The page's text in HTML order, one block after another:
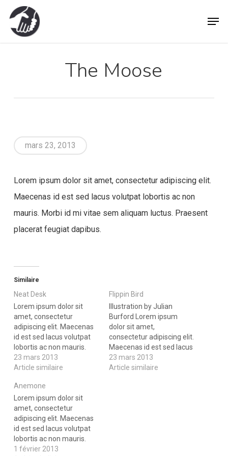
Skip
The Moose
mars 23, 2013
Lorem ipsum dolor sit amet, consectetur adipiscing elit.
Maecenas id est sed lacus volutpat lobortis ac non
mauris. Morbi id mi vitae sem aliquam luctus. Praesent
placerat feugiat dapibus.
Similaire
Neat Desk
Lorem ipsum dolor sit
amet, consectetur
adipiscing elit. Maecenas
id est sed lacus volutpat
lobortis ac non mauris.
Morbi id mi vitae sem
aliquam luctus. Praesent
Nam sit amet odio in leo
varius mollis a at ligula.
Suspendisse elementum
nibh eu felis aliquet
pellentesque.
23 mars 2013
Article similaire
Flippin Bird
Illustration by Julian
Burford Lorem ipsum
dolor sit amet,
consectetur adipiscing elit.
Maecenas id est sed lacus
volutpat lobortis ac non
mauris. Morbi id mi vitae
23 mars 2013
Article similaire
Anemone
Lorem ipsum dolor sit
amet, consectetur
adipiscing elit. Maecenas
id est sed lacus volutpat
lobortis ac non mauris.
Morbi id mi vitae sem
1 février 2013